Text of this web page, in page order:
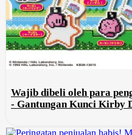
Wajib dibeli oleh para
- Gantungan Kunci Kirby